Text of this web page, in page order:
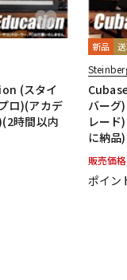
(スタイ
ロ)(アカデ
時間以内
新品
バーグ
レー
に納品)
販売価格
ポイン